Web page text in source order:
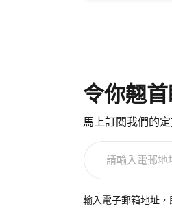
令你翹
馬上訂閱我們的
電
輸入電子郵箱地址，